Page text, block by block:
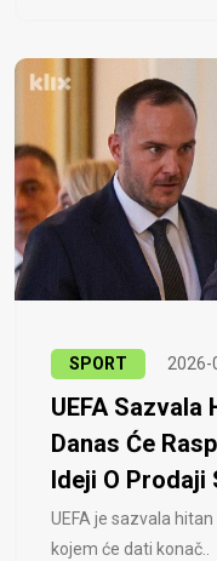
SPORT 2026-
UEFA Sazvala
Danas Će
Ideji O Prodaji
UEFA je sazvala
kojem će dati konač..